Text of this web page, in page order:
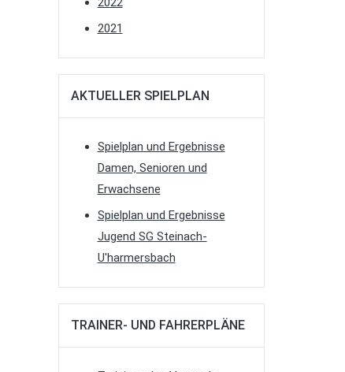
2021
AKTUELLER SPIELPLAN
Spielplan und Ergebnisse
Damen, Senioren und
Erwachsene
Spielplan und Ergebnisse
Jugend SG Steinach-
U'harmersbach
TRAINER- UND FAHRERPLÄNE